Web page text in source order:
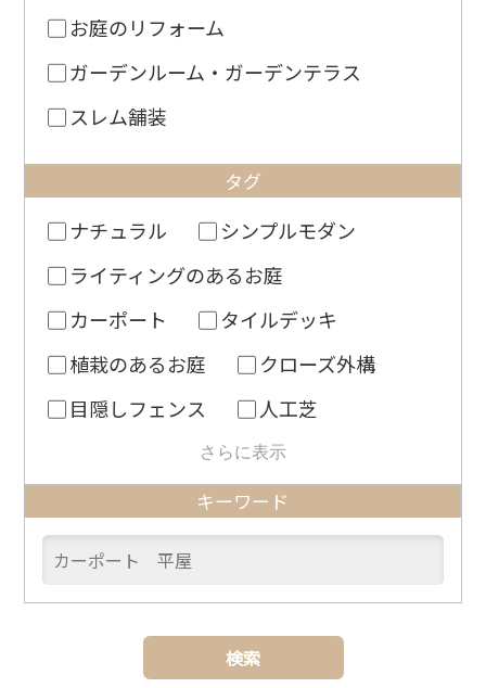
お庭のリフォーム
ガーデンルーム・ガーデンテラス
スレム舗装
タグ
ナチュラル
シンプルモダン
ライティングのあるお庭
カーポート
タイルデッキ
植栽のあるお庭
クローズ外構
目隠しフェンス
人工芝
さらに表示
キーワード